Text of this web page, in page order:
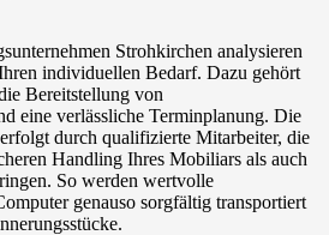
Strohkirchen analysieren
individuellen Bedarf. Dazu gehört
Bereitstellung von
eine verlässliche Terminplanung. Die
durch qualifizierte Mitarbeiter, die
Handling Ihres Mobiliars als auch
So werden wertvolle
genauso sorgfältig transportiert